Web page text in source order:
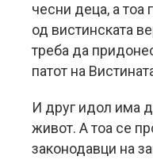
чесни деца, а тоа
од вистинската
треба да
патот на
И друг идол има
живот. А тоа се
законодавци на